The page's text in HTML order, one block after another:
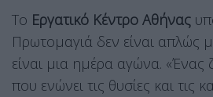
Το Εργατικό Κέντρο Αθήνας
Πρωτομαγιά δεν είναι απλώς
είναι μια ημέρα αγώνα. «Ένας
που ενώνει τις θυσίες και τις